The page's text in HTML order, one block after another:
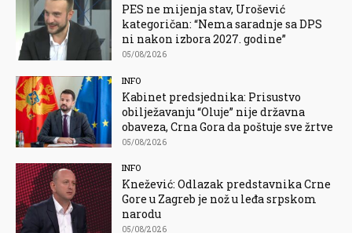
PES ne mijenja stav, Urošević
kategoričan: “Nema saradnje sa DPS
ni nakon izbora 2027. godine”
05/08/2026
INFO
Kabinet predsjednika: Prisustvo
obilježavanju “Oluje” nije državna
obaveza, Crna Gora da poštuje sve žrtve
05/08/2026
INFO
Knežević: Odlazak predstavnika Crne
Gore u Zagreb je nož u leđa srpskom
narodu
05/08/2026